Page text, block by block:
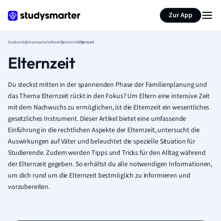
Zur App
StudiumRechtswissenschaftenArbeitsrechtElternzeit
Elternzeit
Du steckst mitten in der spannenden Phase der Familienplanung und
das Thema Elternzeit rückt in den Fokus? Um Eltern eine intensive Zeit
mit dem Nachwuchs zu ermöglichen, ist die Elternzeit ein wesentliches
gesetzliches Instrument. Dieser Artikel bietet eine umfassende
Einführung in die rechtlichen Aspekte der Elternzeit, untersucht die
Auswirkungen auf Väter und beleuchtet die spezielle Situation für
Studierende. Zudem werden Tipps und Tricks für den Alltag während
der Elternzeit gegeben. So erhältst du alle notwendigen Informationen,
um dich rund um die Elternzeit bestmöglich zu informieren und
vorzubereiten.